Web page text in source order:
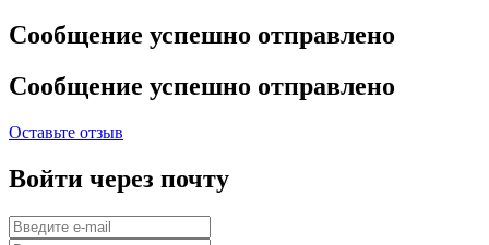
Сообщение успешно отправлено
Сообщение успешно отправлено
Оставьте отзыв
Войти через почту